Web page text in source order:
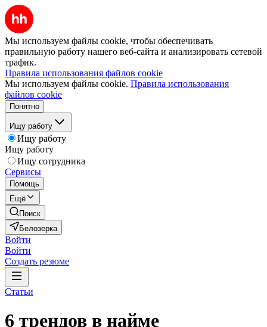
Мы используем файлы cookie, чтобы обеспечивать
правильную работу нашего веб-сайта и анализировать сетевой
трафик.
Правила использования файлов cookie
Мы используем файлы cookie. Правила использования
файлов cookie
Понятно
Ищу работу
Ищу работу
Ищу работу
Ищу сотрудника
Сервисы
Помощь
Ещё
Поиск
Белозерка
Войти
Войти
Создать резюме
Статьи
6 трендов в найме